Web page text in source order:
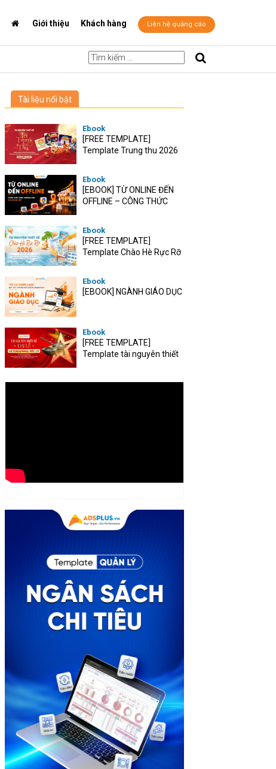
Giới thiệu Khách hàng Liên hệ quảng cáo
Tài liệu nổi bật
Ebook
[FREE TEMPLATE]
Template Trung thu 2026
Ebook
[EBOOK] TỪ ONLINE ĐẾN
OFFLINE – CÔNG THỨC
Ebook
[FREE TEMPLATE]
Template Chào Hè Rực Rỡ
Ebook
[EBOOK] NGÀNH GIÁO DỤC
Ebook
[FREE TEMPLATE]
Template tài nguyên thiết